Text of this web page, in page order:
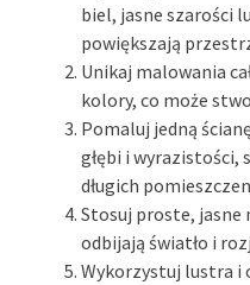
biel, jasne szarości
powiększają
Unikaj malowania
kolory, co może
Pomaluj jedną
głębi i wyrazistości,
długich
Stosuj proste, jasne
odbijają światło i
Wykorzystuj lustra i